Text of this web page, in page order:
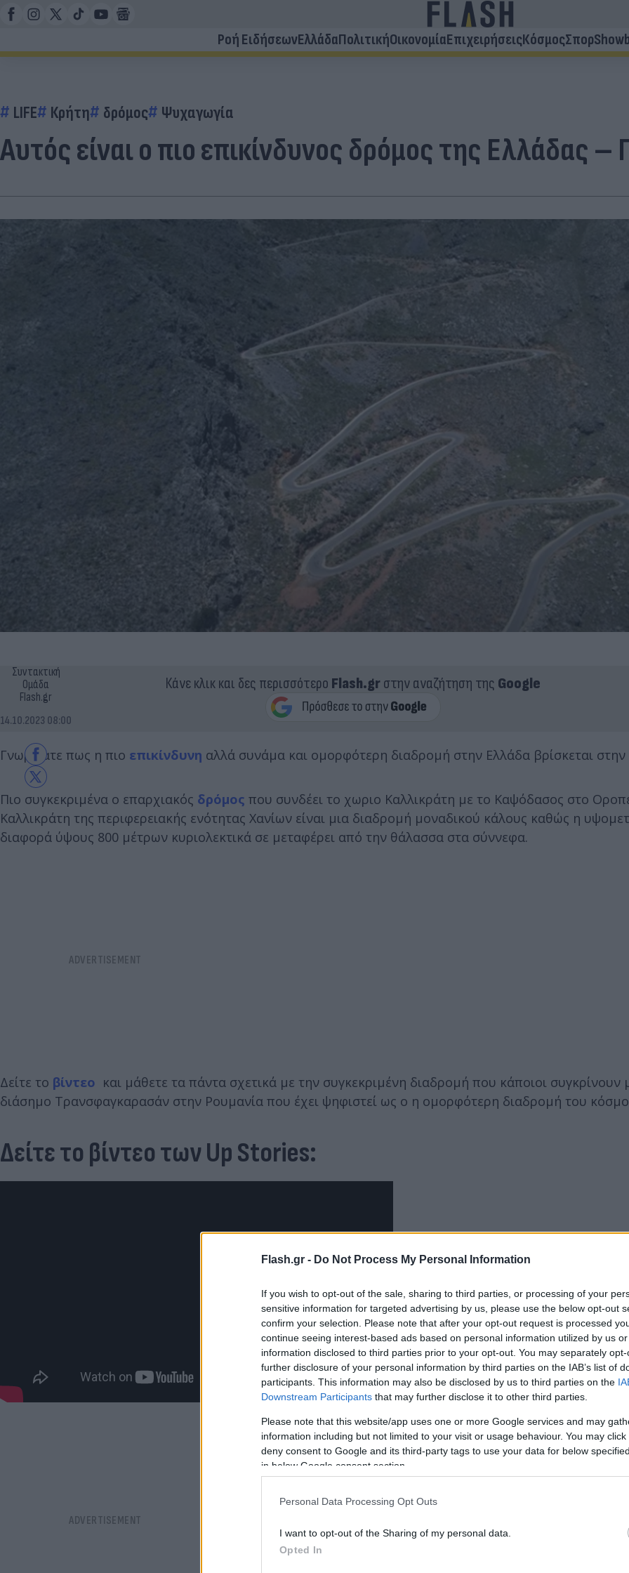
Flash.gr - Do Not Process My Personal Information
If you wish to opt-out of the sale, sharing to third parties, or processing of your
sensitive information for targeted advertising by us, please use the below opt-out
confirm your selection. Please note that after your opt-out request is processed
continue seeing interest-based ads based on personal information utilized by us
information disclosed to third parties prior to your opt-out. You may separately
further disclosure of your personal information by third parties on the IAB’s list of
participants. This information may also be disclosed by us to third parties on the
Downstream Participants that may further disclose it to other third parties.
Please note that this website/app uses one or more Google services and may
information including but not limited to your visit or usage behaviour. You may
deny consent to Google and its third-party tags to use your data for below
in below Google consent section.
Personal Data Processing Opt Outs
I want to opt-out of the Sharing of my personal data.
Opted In
Ροή ΕιδήσεωνΕλλάδαΠολιτικήΟικονομίαΕπιχειρήσειςΚόσμοςΣπορ
LIFE Κρήτη δρόμος Ψυχαγωγία
Αυτός είναι ο πιο επικίνδυνος δρόμος της Ελλάδας –
Συντακτική
Ομάδα
Flash.gr
14.10.2023 08:00
Κάνε κλικ και δες περισσότερο Flash.grστην αναζήτηση της Google
Γνωρίζατε πως η πιο επικίνδυνη αλλά συνάμα και ομορφότερη διαδρομή στην Ελλάδα βρίσκεται στην
Πιο συγκεκριμένα ο επαρχιακός δρόμος που συνδέει το χωριο Καλλικράτη με το Καψόδασος στο
Καλλικράτη της περιφερειακής ενότητας Χανίων είναι μια διαδρομή μοναδικού κάλους καθώς η
διαφορά ύψους 800 μέτρων κυριολεκτικά σε μεταφέρει από την θάλασσα στα σύννεφα.
Δείτε το βίντεο και μάθετε τα πάντα σχετικά με την συγκεκριμένη διαδρομή που κάποιοι συγκρίνουν
διάσημο Τρανσφαγκαρασάν στην Ρουμανία που έχει ψηφιστεί ως ο η ομορφότερη διαδρομή του
Δείτε το βίντεο τωνUp Stories: